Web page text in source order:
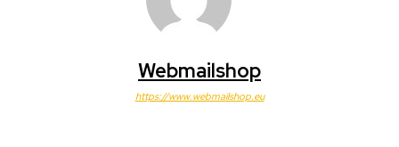
Webmailshop
https://www.webmailshop.eu